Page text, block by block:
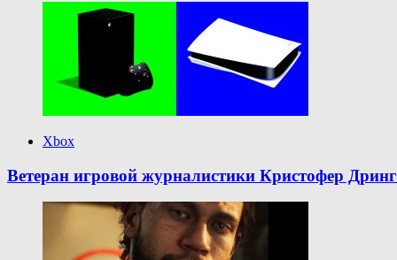
Xbox
Ветеран игровой журналистики Кристофер